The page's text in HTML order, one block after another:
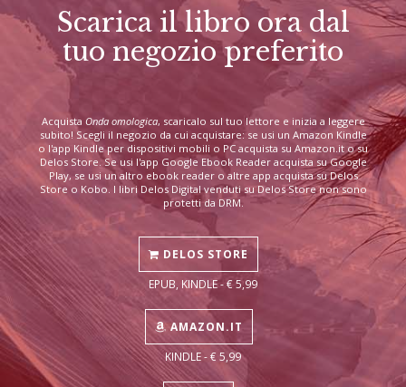
Scarica il libro ora dal
tuo negozio preferito
Acquista Onda omologica, scaricalo sul tuo lettore e inizia a leggere
subito! Scegli il negozio da cui acquistare: se usi un Amazon Kindle
o l'app Kindle per dispositivi mobili o PC acquista su Amazon.it o su
Delos Store. Se usi l'app Google Ebook Reader acquista su Google
Play, se usi un altro ebook reader o altre app acquista su Delos
Store o Kobo. I libri Delos Digital venduti su Delos Store non sono
protetti da DRM.
DELOS STORE
EPUB, KINDLE - € 5,99
AMAZON.IT
KINDLE - € 5,99